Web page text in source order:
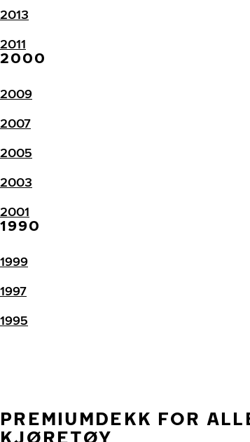
2013
2011
2000
2009
2007
2005
2003
2001
1990
1999
1997
1995
PREMIUMDEKK FOR
KJØRETØY